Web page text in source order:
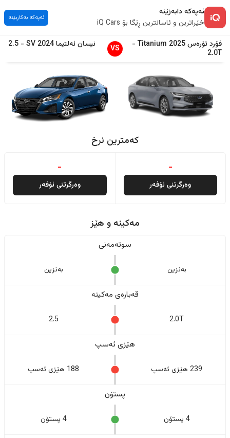
ئەپەکە دابەزێنە
خێراترین و ئاسانترین ڕێگا بۆ iQ Cars
ئەپەکە بەکاربێنە
فۆردتۆرەس2025
Titanium
-
2.0T
VS نیسان ئەلتیما2024
SV
-
2.5
کەمترین نرخ
-
وەرگرتنی ئۆفەر
-
وەرگرتنی ئۆفەر
مەکینە و هێز
سوتەمەنی
بەنزین بەنزین
قەبارەی مەکینە
2.0T
2.5
هێزی ئەسپ
239 هێزی ئەسپ 188 هێزی ئەسپ
پستۆن
4 پستۆن 4 پستۆن